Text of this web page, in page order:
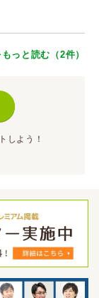
っと読む（2件）
しよう！